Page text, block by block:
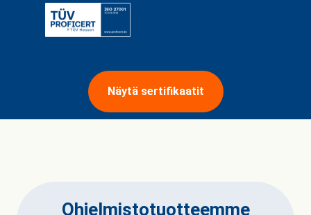
Näytä sertifikaatit
Ohjelmistotuotteemme